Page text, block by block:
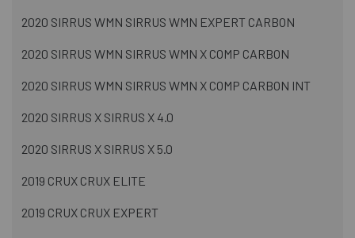
2020 SIRRUS WMN SIRRUS WMN EXPERT CARBON
2020 SIRRUS WMN SIRRUS WMN X COMP CARBON
2020 SIRRUS WMN SIRRUS WMN X COMP CARBON INT
2020 SIRRUS X SIRRUS X 4.0
2020 SIRRUS X SIRRUS X 5.0
2019 CRUX CRUX ELITE
2019 CRUX CRUX EXPERT